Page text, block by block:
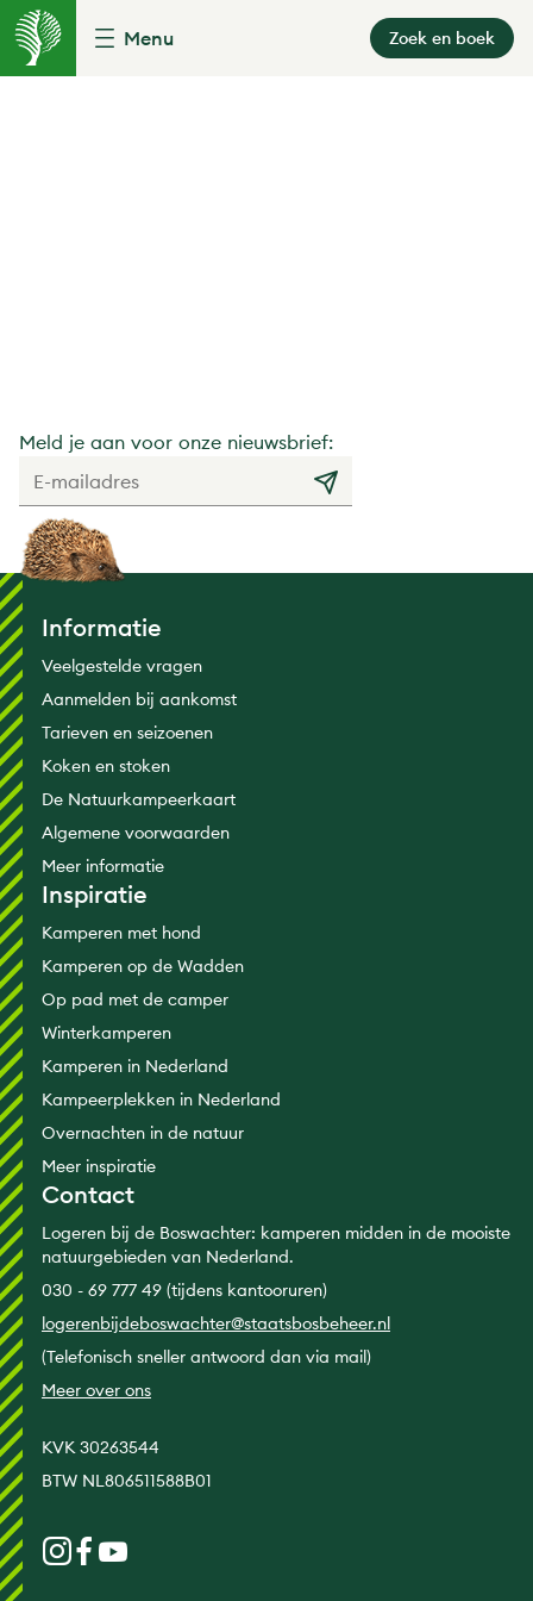
Menu Zoek en boek
Meld je aan voor onze nieuwsbrief:
Informatie
Veelgestelde vragen
Aanmelden bij aankomst
Tarieven en seizoenen
Koken en stoken
De Natuurkampeerkaart
Algemene voorwaarden
Meer informatie
Inspiratie
Kamperen met hond
Kamperen op de Wadden
Op pad met de camper
Winterkamperen
Kamperen in Nederland
Kampeerplekken in Nederland
Overnachten in de natuur
Meer inspiratie
Contact
Logeren bij de Boswachter: kamperen midden in de mooiste
natuurgebieden van Nederland.
030 - 69 777 49 (tijdens kantooruren)
logerenbijdeboswachter@staatsbosbeheer.nl
(Telefonisch sneller antwoord dan via mail)
Meer over ons
KVK 30263544
BTW NL806511588B01